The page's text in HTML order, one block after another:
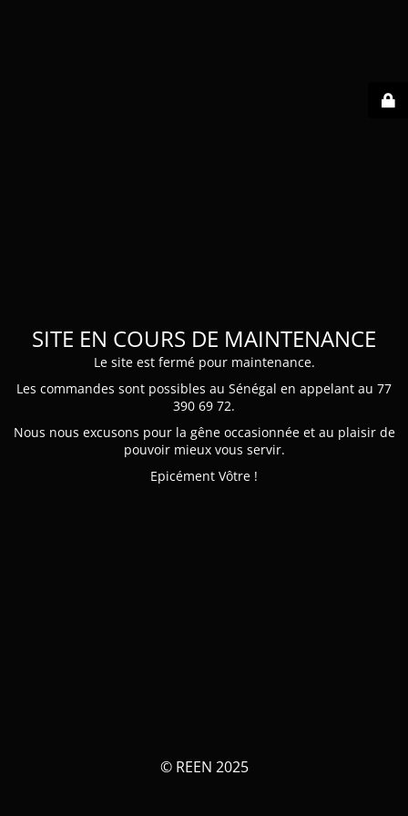
SITE EN COURS DE MAINTENANCE
Le site est fermé pour maintenance.
Les commandes sont possibles au Sénégal en appelant au 77
390 69 72.
Nous nous excusons pour la gêne occasionnée et au plaisir de
pouvoir mieux vous servir.
Epicément Vôtre !
© REEN 2025